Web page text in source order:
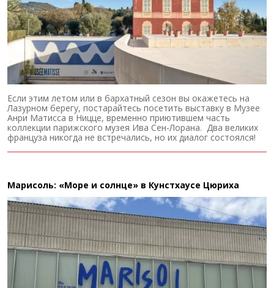
Если этим летом или в бархатный сезон вы окажетесь на
Лазурном берегу, постарайтесь посетить выставку в Музее
Анри Матисса в Ницце, временно приютившем часть
коллекции парижского музея Ива Сен-Лорана. Два великих
француза никогда не встречались, но их диалог состоялся!
Марисоль: «Море и солнце» в Кунстхаусе Цюриха